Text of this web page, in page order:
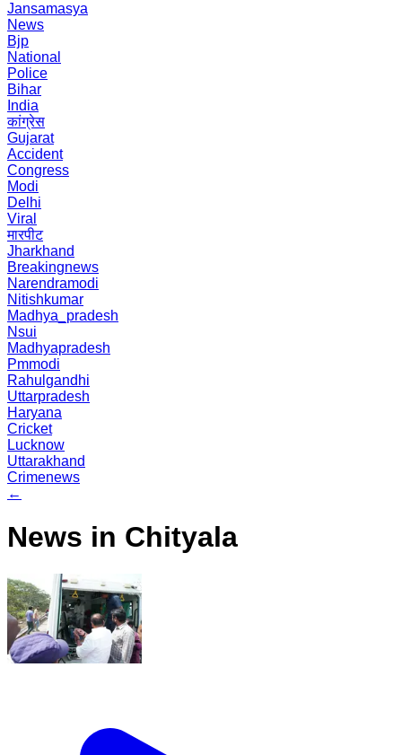
Jansamasya
News
Bjp
National
Police
Bihar
India
कांग्रेस
Gujarat
Accident
Congress
Modi
Delhi
Viral
मारपीट
Jharkhand
Breakingnews
Narendramodi
Nitishkumar
Madhya_pradesh
Nsui
Madhyapradesh
Pmmodi
Rahulgandhi
Uttarpradesh
Haryana
Cricket
Lucknow
Uttarakhand
Crimenews
←
News in Chityala